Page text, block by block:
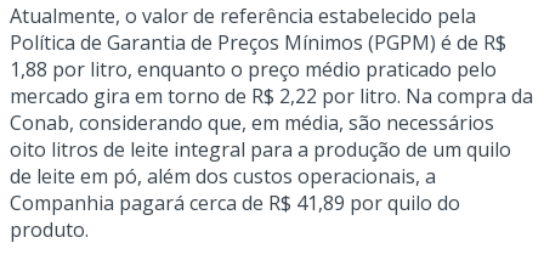
Atualmente, o valor de referência estabelecido pela
Política de Garantia de Preços Mínimos (PGPM) é de R$
1,88 por litro, enquanto o preço médio praticado pelo
mercado gira em torno de R$ 2,22 por litro. Na compra da
Conab, considerando que, em média, são necessários
oito litros de leite integral para a produção de um quilo
de leite em pó, além dos custos operacionais, a
Companhia pagará cerca de R$ 41,89 por quilo do
produto.